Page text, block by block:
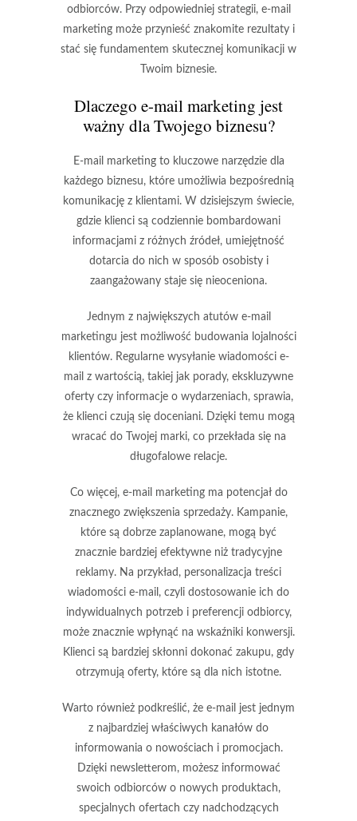
odbiorców. Przy odpowiedniej strategii, e-mail
marketing może przynieść znakomite rezultaty i
stać się fundamentem skutecznej komunikacji w
Twoim biznesie.
Dlaczego e-mail marketing jest
ważny dla Twojego biznesu?
E-mail marketing to kluczowe narzędzie dla
każdego biznesu, które umożliwia bezpośrednią
komunikację z klientami. W dzisiejszym świecie,
gdzie klienci są codziennie bombardowani
informacjami z różnych źródeł, umiejętność
dotarcia do nich w sposób osobisty i
zaangażowany staje się nieoceniona.
Jednym z największych atutów e-mail
marketingu jest możliwość budowania lojalności
klientów. Regularne wysyłanie wiadomości e-
mail z wartością, takiej jak porady, ekskluzywne
oferty czy informacje o wydarzeniach, sprawia,
że klienci czują się doceniani. Dzięki temu mogą
wracać do Twojej marki, co przekłada się na
długofalowe relacje.
Co więcej, e-mail marketing ma potencjał do
znacznego zwiększenia sprzedaży. Kampanie,
które są dobrze zaplanowane, mogą być
znacznie bardziej efektywne niż tradycyjne
reklamy. Na przykład, personalizacja treści
wiadomości e-mail, czyli dostosowanie ich do
indywidualnych potrzeb i preferencji odbiorcy,
może znacznie wpłynąć na wskaźniki konwersji.
Klienci są bardziej skłonni dokonać zakupu, gdy
otrzymują oferty, które są dla nich istotne.
Warto również podkreślić, że e-mail jest jednym
z najbardziej właściwych kanałów do
informowania o nowościach i promocjach.
Dzięki newsletterom, możesz informować
swoich odbiorców o nowych produktach,
specjalnych ofertach czy nadchodzących